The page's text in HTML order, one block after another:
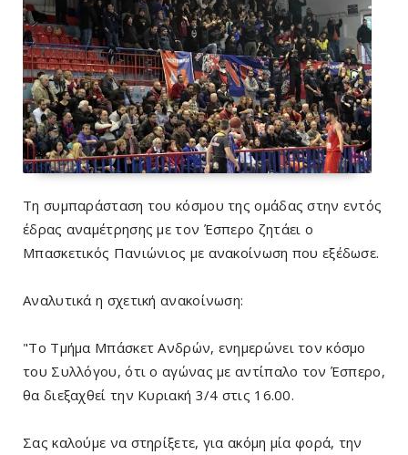
Τη συμπαράσταση του κόσμου της ομάδας στην εντός
έδρας αναμέτρησης με τον Έσπερο ζητάει ο
Μπασκετικός Πανιώνιος με ανακοίνωση που εξέδωσε.
Αναλυτικά η σχετική ανακοίνωση:
"Το Τμήμα Μπάσκετ Ανδρών, ενημερώνει τον κόσμο
του Συλλόγου, ότι ο αγώνας με αντίπαλο τον Έσπερο,
θα διεξαχθεί την Κυριακή 3/4 στις 16.00.
Σας καλούμε να στηρίξετε, για ακόμη μία φορά, την